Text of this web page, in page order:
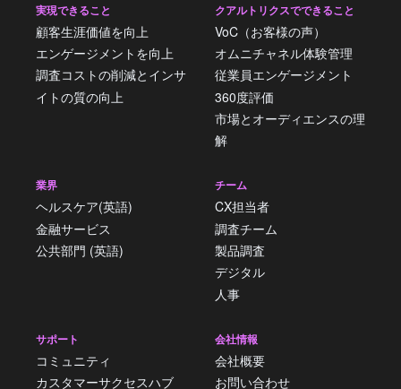
実現できること
顧客生涯価値を向上
エンゲージメントを向上
調査コストの削減とインサ
イトの質の向上
クアルトリクスでできること
VoC（お客様の声）
オムニチャネル体験管理
従業員エンゲージメント
360度評価
市場とオーディエンスの理
解
業界
ヘルスケア(英語)
金融サービス
公共部門 (英語)
チーム
CX担当者
調査チーム
製品調査
デジタル
人事
サポート
コミュニティ
カスタマーサクセスハブ
会社情報
会社概要
お問い合わせ